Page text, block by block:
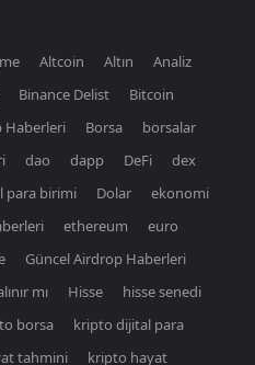
Altcoin Altın
Analiz
Binance Delist
Bitcoin
Haberleri Borsa
borsalar
dao dapp DeFi
dex
para birimi Dolar
ekonomi
ethereum
euro
Güncel Airdrop Haberleri
mı Hisse
hisse senedi
borsa
kripto dijital para
tahmini kripto hayat